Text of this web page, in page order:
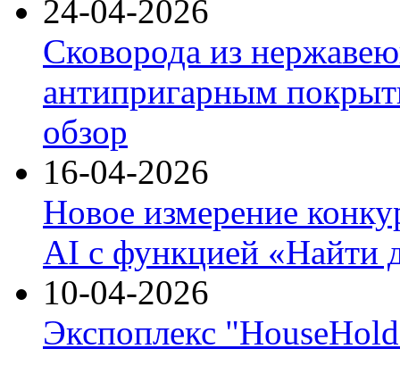
24-04-2026
Сковорода из
антипригарным
обзор
16-04-2026
Новое измерение
AI с функцией «Найти
10-04-2026
Экспоплекс